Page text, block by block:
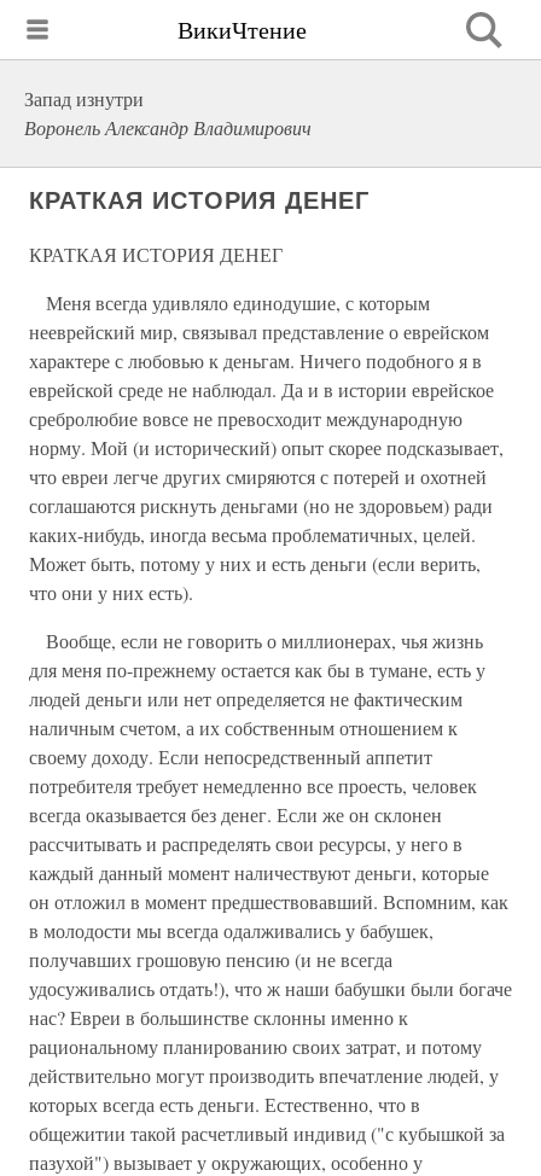
ВикиЧтение
Запад изнутри
Воронель Александр Владимирович
КРАТКАЯ ИСТОРИЯ ДЕНЕГ
КРАТКАЯ ИСТОРИЯ ДЕНЕГ
Меня всегда удивляло единодушие, с которым
нееврейский мир, связывал представление о еврейском
характере с любовью к деньгам. Ничего подобного я в
еврейской среде не наблюдал. Да и в истории еврейское
сребролюбие вовсе не превосходит международную
норму. Мой (и исторический) опыт скорее подсказывает,
что евреи легче других смиряются с потерей и охотней
соглашаются рискнуть деньгами (но не здоровьем) ради
каких-нибудь, иногда весьма проблематичных, целей.
Может быть, потому у них и есть деньги (если верить,
что они у них есть).
Вообще, если не говорить о миллионерах, чья жизнь
для меня по-прежнему остается как бы в тумане, есть у
людей деньги или нет определяется не фактическим
наличным счетом, а их собственным отношением к
своему доходу. Если непосредственный аппетит
потребителя требует немедленно все проесть, человек
всегда оказывается без денег. Если же он склонен
рассчитывать и распределять свои ресурсы, у него в
каждый данный момент наличествуют деньги, которые
он отложил в момент предшествовавший. Вспомним, как
в молодости мы всегда одалживались у бабушек,
получавших грошовую пенсию (и не всегда
удосуживались отдать!), что ж наши бабушки были богаче
нас? Eвреи в большинстве склонны именно к
рациональному планированию своих затрат, и потому
действительно могут производить впечатление людей, у
которых всегда есть деньги. Естественно, что в
общежитии такой расчетливый индивид ("с кубышкой за
пазухой") вызывает у окружающих, особенно у